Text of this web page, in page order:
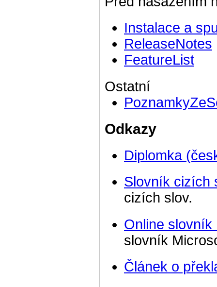
Instalace a
ReleaseNotes
FeatureList
Ostatní
Odkazy
Diplomka
Slovník cizích
cizích slov.
Online slovník
slovník
Článek o